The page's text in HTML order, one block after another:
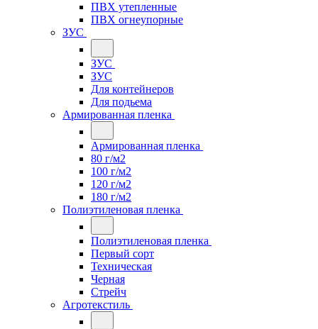
ПВХ утепленные
ПВХ огнеупорные
ЗУС
ЗУС
ЗУС
Для контейнеров
Для подьема
Армированная пленка
Армированная пленка
80 г/м2
100 г/м2
120 г/м2
180 г/м2
Полиэтиленовая пленка
Полиэтиленовая пленка
Первый сорт
Техническая
Черная
Стрейч
Агротекстиль